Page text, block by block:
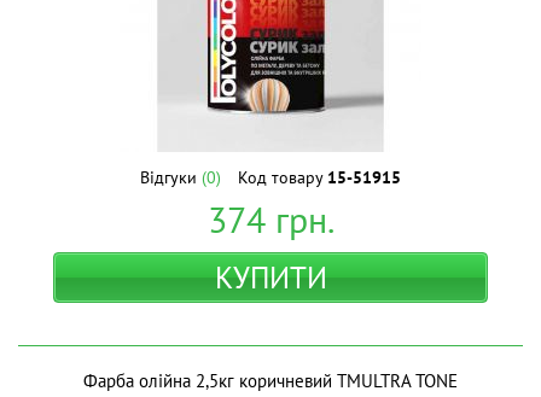
Відгуки (0) Код товару 15-51915
374грн.
КУПИТИ
Фарба олійна 2,5кг коричневий ТМULTRA TONE